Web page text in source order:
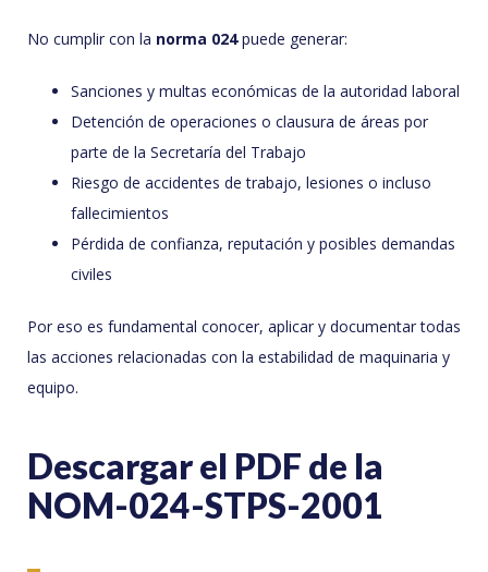
No cumplir con la norma 024puede generar:
Sanciones y multas económicas de la autoridad laboral
Detención de operaciones o clausura de áreas por
parte de la Secretaría del Trabajo
Riesgo de accidentes de trabajo, lesiones o incluso
fallecimientos
Pérdida de confianza, reputación y posibles demandas
civiles
Por eso es fundamental conocer, aplicar y documentar todas
las acciones relacionadas con la estabilidad de maquinaria y
equipo.
Descargar el PDF de la
NOM-024-STPS-2001